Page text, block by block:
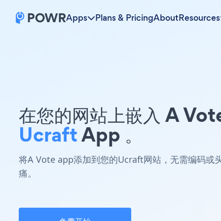
Apps Plans & PricingAboutResources
在您的网站上嵌入 A
UcraftApp 。
将A Vote app添加到您的Ucraft网站，无需编码或
痛。